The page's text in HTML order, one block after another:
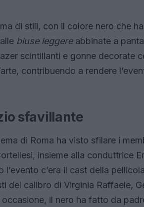
di stili, con il colore nero che
bluse leggereabbinate a
scintillanti e gonne decorate
contribuendo a rendere
sfavillante
di Roma ha visto sfilare i
insieme alla conduttrice
c’era il cast della pellicola
del calibro di Virginia Raffaele,
il nero ha fatto da